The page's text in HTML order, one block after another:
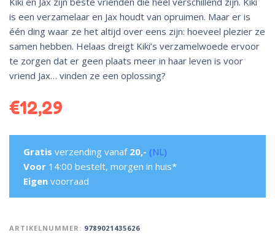
is een verzamelaar en Jax houdt van opruimen. Maar er is
één ding waar ze het altijd over eens zijn: hoeveel plezier ze
samen hebben. Helaas dreigt Kiki’s verzamelwoede ervoor
te zorgen dat er geen plaats meer in haar leven is voor
vriend Jax… vinden ze een oplossing?
€12,29
Gratis verzending vanaf 20,- (NL)
Voor 14:00 bestelt, morgen in huis*
Eigen voorraad
ARTIKELNUMMER: 9789021435626